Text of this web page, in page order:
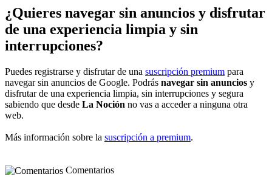
¿Quieres navegar sin anuncios y disfrutar
de una experiencia limpia y sin
interrupciones?
Puedes registrarse y disfrutar de una suscripción premium para
navegar sin anuncios de Google. Podrás navegar sin anuncios y
disfrutar de una experiencia limpia, sin interrupciones y segura
sabiendo que desde La Noción no vas a acceder a ninguna otra
web.
Más información sobre la suscripción a premium.
Comentarios